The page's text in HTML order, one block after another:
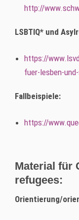
http://
LSBTIQ* und
https://
fuer-lesben-
Fallbeispiele:
https://
Material für
refugees:
Orientierung/